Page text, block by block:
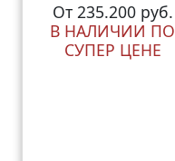
От 235.200 руб.
В НАЛИЧИИ ПО
СУПЕР ЦЕНЕ